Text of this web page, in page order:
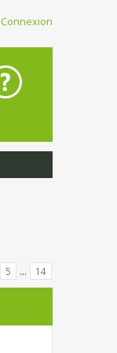
Connexion
5 ... 14